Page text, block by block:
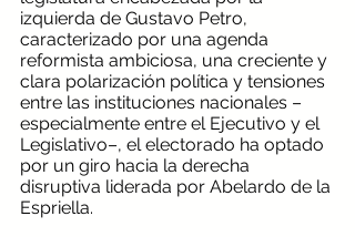
izquierda de Gustavo Petro,
caracterizado por una agenda
reformista ambiciosa, una creciente y
clara polarización política y tensiones
entre las instituciones nacionales –
especialmente entre el Ejecutivo y el
Legislativo–, el electorado ha optado
por un giro hacia la derecha
disruptiva liderada por Abelardo de la
Espriella.